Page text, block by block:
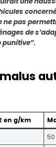
ne pas
de
en g/km
50